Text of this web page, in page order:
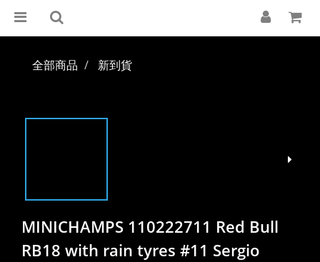
全部商品 新到貨
MINICHAMPS 110222711 Red Bull
RB18 with rain tyres #11 Sergio